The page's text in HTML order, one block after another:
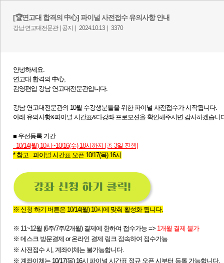
[🏆연고대 합격의 中心] 파이널 사전접수 유의사항 안내
강남 연고대전문관 | 공지 | 2024.10.13 | 3370
안녕하세요.
연고대 합격의 中心,
김영편입 강남 연고대전문관입니다.
강남 연고대전문관의 10월 수강생분들을 위한 파이널 사전접수가 시작됩니다.
아래 유의사항&파이널 시간표&다강좌 프로모션을 확인해주시면 감사하겠습니
■ 우선등록 기간
- 10/14(월) 10시~10/16(수) 18시까지 [총 3일 진행]
* 참고 : 파이널 시간표 오픈 10/17(목) 16시
※ 신청 하기 버튼은 10/14(월) 10시에 맞춰 활성화 됩니다.
※ 11~12월 (6주/7주/2개월) 결제에 한하여 접수가능 => 1개월 결제 불가
※ 데스크 방문결제 or 온라인 결제 링크 접속하여 접수가능
※ 사전접수 시, 계좌이체는 불가능합니다.
※ 계좌이체는 10/17(목) 16시 파이널 시간표 정규 오픈 시부터 등록 가능합니다.